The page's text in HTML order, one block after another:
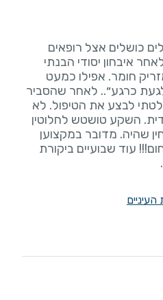
כושלים אצל רופאים
איבחון יסודי הבנתי
חומר. אפילו כמעט
כרגע״.. לאחר שהסביר
לבצע את הטיפול. לא
השקע טושטש לחלוטין
שהיה. מדובר במקצוען
עוד שבועיים ביקורת